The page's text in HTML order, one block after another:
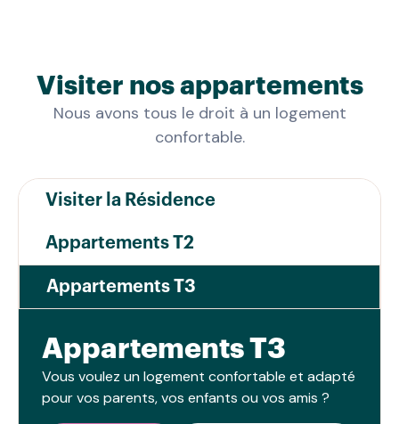
proximité : boulangeries, pharmacies,
supermarchés et le marché place de la
exceptionnel :la forêt de Sénart
de Seineinvitent à la promenade.Mobicap
Draveilcomplète ce cadre de vie avec des
espaces communs chaleureux, des
animations et un accompagnement humain
pour préserver votre bien-être. Vivre à
Draveil, c'est choisir la sérénité d'un cadre
Visiter nos appartements
Nous avons tous le droit à un logement
confortable.
Visiter la Résidence
Appartements T2
Appartements T3
Appartements T3
Vous voulez un logement confortable et adapté
pour vos parents, vos enfants ou vos amis ?